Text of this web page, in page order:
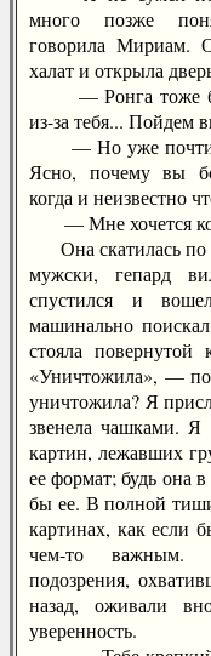
много позже
говорила Мириам.
халат и открыла
— Ронга тоже
из-за тебя... Пойдем
— Но уже почти
Ясно, почему вы
когда и неизвестно
— Мне хочется
Она скатилась по
мужски, гепард
спустился и
машинально
стояла
«Уничтожила», —
уничтожила? Я
звенела чашками. Я
картин, лежавших
ее формат; будь она
бы ее. В полной
картинах, как если
чем-то важным.
подозрения,
назад, оживали
уверенность.